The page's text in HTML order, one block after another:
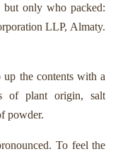
only who packed:
LLP, Almaty.
the contents with a
of plant origin, salt
powder.
To feel the